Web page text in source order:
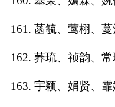
161. 菡毓、莺栩、蔓
162. 荞琉、祯韵、常
163. 宇颖、娟贤、霏